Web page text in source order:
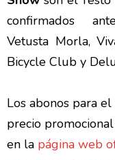
confirmados
Vetusta Morla,
Bicycle Club y
Los abonos para
precio
en la página web